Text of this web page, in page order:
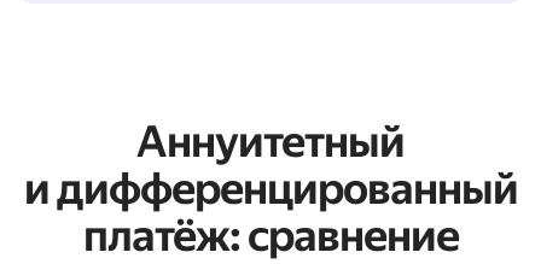
Аннуитетный
и дифференцированный
платёж: сравнение